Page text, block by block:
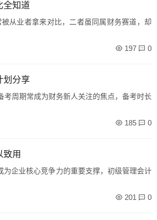
全知道
从业者拿来对比，二者虽同属财务赛道，却
197 0
划分享
周期常成为财务新人关注的焦点，备考时长
185 0
致用
企业核心竞争力的重要支撑，初级管理会计
201 0